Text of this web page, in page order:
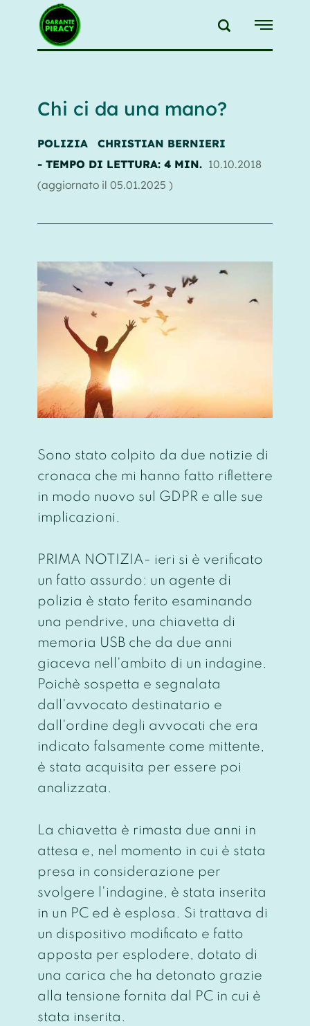
{{feedLink}}
Chi ci da una mano?
POLIZIA
CHRISTIAN BERNIERI
- TEMPO DI LETTURA: 4 MIN. 10.10.2018
(aggiornato il 05.01.2025 )
Sono stato colpito da due notizie di
cronaca che mi hanno fatto riflettere
in modo nuovo sul GDPR e alle sue
implicazioni.
PRIMA NOTIZIA- ieri si è verificato
un fatto assurdo: un agente di
polizia è stato ferito esaminando
una pendrive, una chiavetta di
memoria USB che da due anni
giaceva nell'ambito di un indagine.
Poichè sospetta e segnalata
dall'avvocato destinatario e
dall'ordine degli avvocati che era
indicato falsamente come mittente,
è stata acquisita per essere poi
analizzata.
La chiavetta è rimasta due anni in
attesa e, nel momento in cui è stata
presa in considerazione per
svolgere l'indagine, è stata inserita
in un PC ed è esplosa. Si trattava di
un dispositivo modificato e fatto
apposta per esplodere, dotato di
una carica che ha detonato grazie
alla tensione fornita dal PC in cui è
stata inserita.